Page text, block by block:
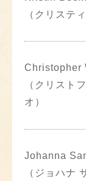
（クリステ
Christopher
（クリスト
オ）
Johanna
（ジョハナ